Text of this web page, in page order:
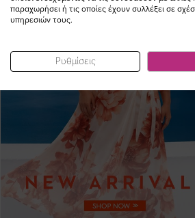
παραχωρήσει ή τις οποίες έχουν συλλέξει σε
υπηρεσιών τους.
Ρυθμίσεις